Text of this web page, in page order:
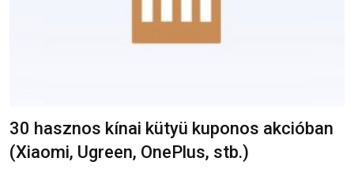
30 hasznos kínai kütyü kuponos akcióban
(Xiaomi, Ugreen, OnePlus, stb.)